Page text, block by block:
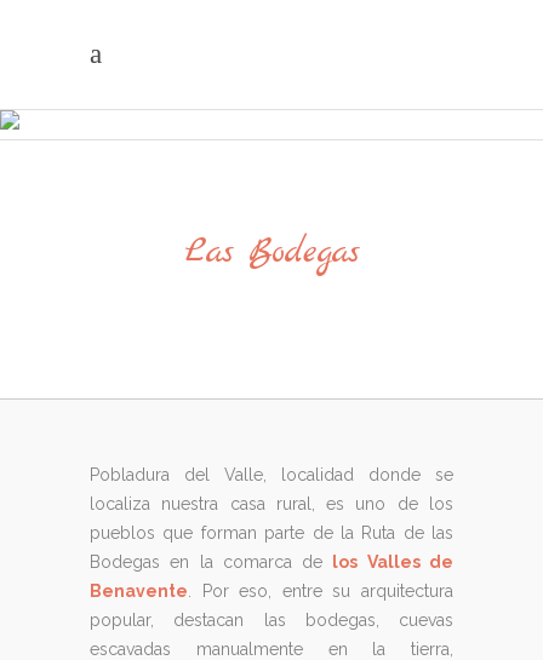
Las Bodegas
Pobladura del Valle, localidad donde se
localiza nuestra casa rural, es uno de los
pueblos que forman parte de la Ruta de las
Bodegas en la comarca de
los Valles de
Benavente . Por eso, entre su arquitectura
popular, destacan las bodegas, cuevas
escavadas manualmente en la tierra,